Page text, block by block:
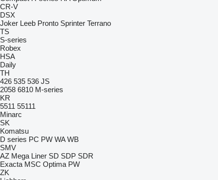
CR-V
DSX
Joker Leeb Pronto Sprinter Terrano
TS
S-series
Robex
HSA
Daily
TH
426 535 536 JS
2058 6810 M-series
KR
5511 55111
Minarc
SK
Komatsu
D series PC PW WA WB
SMV
AZ Mega Liner SD SDP SDR
Exacta MSC Optima PW
ZK